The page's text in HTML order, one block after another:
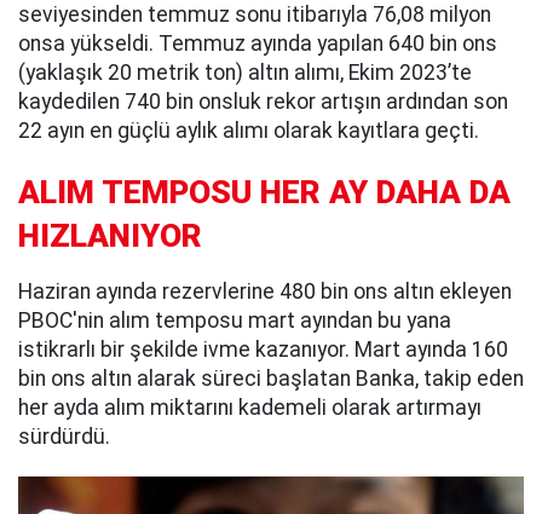
seviyesinden temmuz sonu itibarıyla 76,08 milyon
onsa yükseldi. Temmuz ayında yapılan 640 bin ons
(yaklaşık 20 metrik ton) altın alımı, Ekim 2023’te
kaydedilen 740 bin onsluk rekor artışın ardından son
22 ayın en güçlü aylık alımı olarak kayıtlara geçti.
ALIM TEMPOSU HER AY DAHA DA
HIZLANIYOR
Haziran ayında rezervlerine 480 bin ons altın ekleyen
PBOC'nin alım temposu mart ayından bu yana
istikrarlı bir şekilde ivme kazanıyor. Mart ayında 160
bin ons altın alarak süreci başlatan Banka, takip eden
her ayda alım miktarını kademeli olarak artırmayı
sürdürdü.